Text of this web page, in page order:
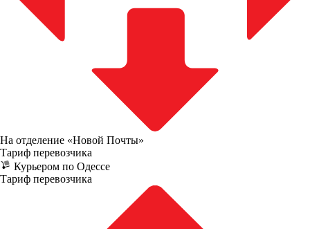
На отделение «Новой Почты»
Тариф перевозчика
Курьером по Одессе
Тариф перевозчика